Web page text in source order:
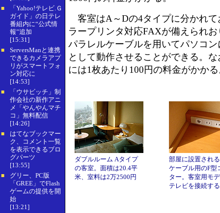
■
「Yahoo!テレビ.Ｇ
ガイド」の日テレ
番組内に“公式情
報”追加
[15:31]
■
ServersManと連携
できるカメラアプ
リがスマートフォ
ン対応に
[14:53]
■
「ウサビッチ」制
作会社の新作アニ
メ「やんやんマチ
コ」無料配信
[14:26]
■
はてなブックマー
ク、コメント一覧
を表示できるブロ
グパーツ
[13:55]
■
グリー、PC版
「GREE」でFlash
ゲームの提供を開
始
[13:21]
客室はA～Dの4タイプに分かれ
ラープリンタ対応FAXが備えられ
パラレルケーブルを用いてパソコ
として動作させることができる。
には1枚あたり100円の料金がかか
ダブルルーム Aタイプ
の客室。面積は20.4平
米、室料は2万2500円
部屋に設置され
ケーブル用のF型
ター。客室用モ
テレビを接続する